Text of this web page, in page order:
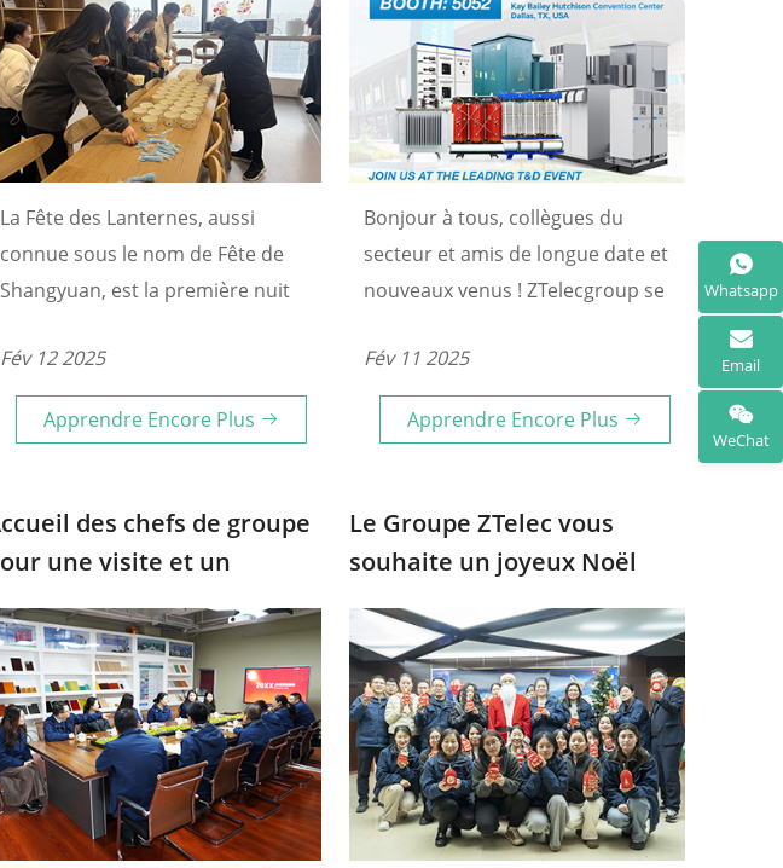
La Fête des Lanternes, aussi
connue sous le nom de Fête de
Shangyuan, est la première nuit
lunaire et le jour de clôture des
célébrations de la Fête du
Printemps.
Fév 12 2025
Apprendre Encore Plus
Bonjour à tous, collègues du
secteur et amis de longue date et
nouveaux venus ! ZTelecgroup se
Unis pour participer à un salon
professionnel dédié au transport
et à la distribution d'énergie.
accueillir et d'échanger avec vous
sur le site du salon !
Fév 11 2025
Apprendre Encore Plus
des chefs de groupe
une visite et un
Le Groupe ZTelec vous
souhaite un joyeux Noël
Whatsapp
Email
WeChat